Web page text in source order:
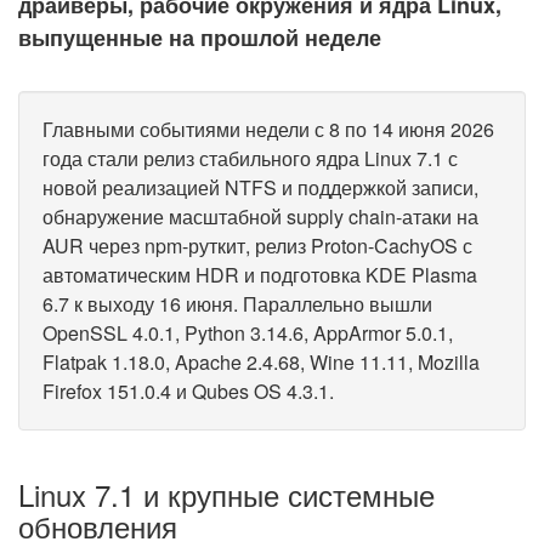
выпущенные на прошлой неделе
Главными событиями недели с 8 по 14 июня 2026
года стали релиз стабильного ядра Linux 7.1 с
новой реализацией NTFS и поддержкой записи,
обнаружение масштабной supply chain-атаки на
AUR через npm-руткит, релиз Proton-CachyOS с
автоматическим HDR и подготовка KDE Plasma
6.7 к выходу 16 июня. Параллельно вышли
OpenSSL 4.0.1, Python 3.14.6, AppArmor 5.0.1,
Flatpak 1.18.0, Apache 2.4.68, Wine 11.11, Mozilla
Firefox 151.0.4 и Qubes OS 4.3.1.
Linux 7.1 и крупные системные
обновления